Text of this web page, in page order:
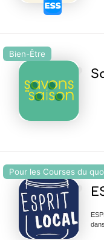
Bien-Être
Pour les Courses du